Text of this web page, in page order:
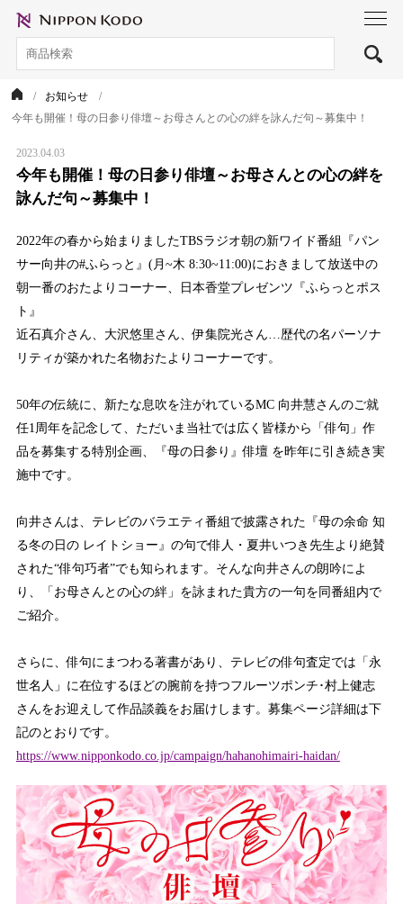
お知らせ
今年も開催！母の日参り俳壇～お母さんとの心の絆を詠んだ句～募集中！
2023.04.03
今年も開催！母の日参り俳壇～お母さんとの心の絆を
詠んだ句～募集中！
2022年の春から始まりましたTBSラジオ朝の新ワイド番組『パン
サー向井の#ふらっと』(月~木 8:30~11:00)におきまして放送中の
朝一番のおたよりコーナー、日本香堂プレゼンツ『ふらっとポス
ト』
近石真介さん、大沢悠里さん、伊集院光さん…歴代の名パーソナ
リティが築かれた名物おたよりコーナーです。
50年の伝統に、新たな息吹を注がれているMC 向井慧さんのご就
任1周年を記念して、ただいま当社では広く皆様から「俳句」作
品を募集する特別企画、『母の日参り』俳壇 を昨年に引き続き実
施中です。
向井さんは、テレビのバラエティ番組で披露された『母の余命 知
る冬の日の レイトショー』の句で俳人・夏井いつき先生より絶賛
された“俳句巧者”でも知られます。そんな向井さんの朗吟によ
り、「お母さんとの心の絆」を詠まれた貴方の一句を同番組内で
ご紹介。
さらに、俳句にまつわる著書があり、テレビの俳句査定では「永
世名人」に在位するほどの腕前を持つフルーツポンチ･村上健志
さんをお迎えして作品談義をお届けします。募集ページ詳細は下
記のとおりです。
https://www.nipponkodo.co.jp/campaign/hahanohimairi-haidan/